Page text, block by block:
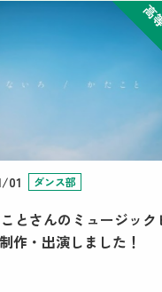
高
01 ダンス部
とさんのミュージック
作・出演しました！